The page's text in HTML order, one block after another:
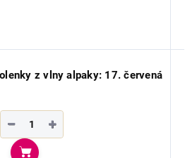
z vlny alpaky: 17. červená
+
−